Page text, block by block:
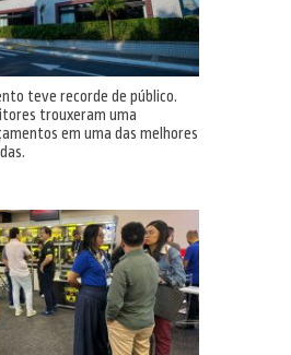
teve recorde de público.
trouxeram uma
em uma das melhores